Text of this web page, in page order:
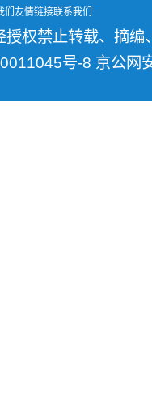
们 友情链接联系我们
授权禁止转载、摘
号-8 京公网